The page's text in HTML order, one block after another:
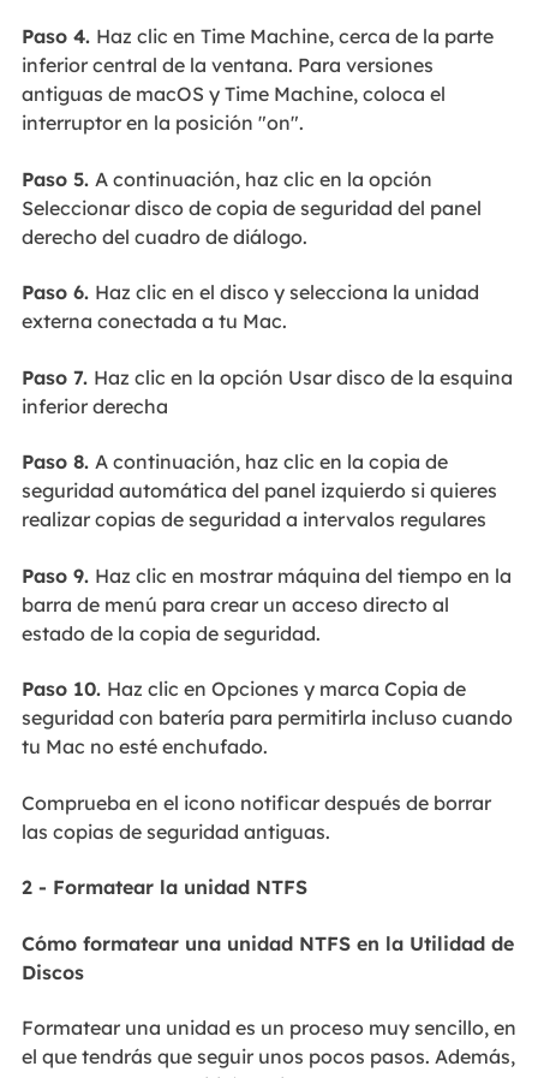
Paso 4. Haz clic en Time Machine, cerca de la parte
inferior central de la ventana. Para versiones
antiguas de macOS y Time Machine, coloca el
interruptor en la posición "on".
Paso 5. A continuación, haz clic en la opción
Seleccionar disco de copia de seguridad del panel
derecho del cuadro de diálogo.
Paso 6. Haz clic en el disco y selecciona la unidad
externa conectada a tu Mac.
Paso 7. Haz clic en la opción Usar disco de la esquina
inferior derecha
Paso 8. A continuación, haz clic en la copia de
seguridad automática del panel izquierdo si quieres
realizar copias de seguridad a intervalos regulares
Paso 9. Haz clic en mostrar máquina del tiempo en la
barra de menú para crear un acceso directo al
estado de la copia de seguridad.
Paso 10. Haz clic en Opciones y marca Copia de
seguridad con batería para permitirla incluso cuando
tu Mac no esté enchufado.
Comprueba en el icono notificar después de borrar
las copias de seguridad antiguas.
2 - Formatear la unidad NTFS
Cómo formatear una unidad NTFS en la Utilidad de
Discos
Formatear una unidad es un proceso muy sencillo, en
el que tendrás que seguir unos pocos pasos. Además,